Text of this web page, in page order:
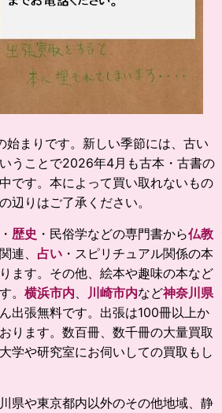
始まりです。新しい季節には、古い
うことで2026年4月も古本・古書の
です。本によって買い取れないもの
辺りはご了承ください。
・ 歴史 ・民俗学などの専門書から仏教
連、 占い ・スピリチュアル関係の本
ます。その他、絵本や趣味の本など
。 横浜市内、 川崎市内など神奈川県
出張無料です。出張は100冊以上か
ります。数百冊、数千冊の大量買取
学や研究室にお伺いしての買取もし
県や東京都内以外のその他地域、静